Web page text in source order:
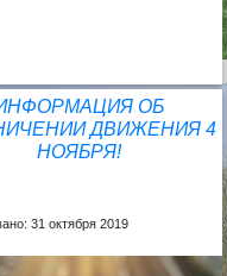
ОБ
ДВИЖЕНИЯ 4
НОЯБРЯ!
31 октября 2019